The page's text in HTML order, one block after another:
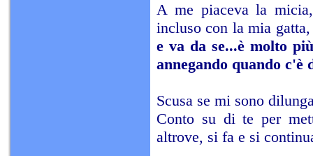
A me piaceva la
incluso con la mia
e va da se...è molto
annegando quando c'è
Scusa se mi sono
Conto su di te per
altrove, si fa e si